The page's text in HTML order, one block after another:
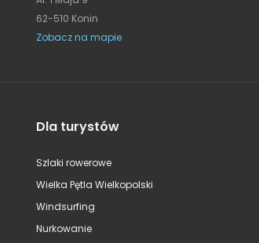
62-510 Konin
Zobacz na mapie
Dla turystów
Szlaki rowerowe
Wielka Pętla Wielkopolski
Windsurfing
Nurkowanie